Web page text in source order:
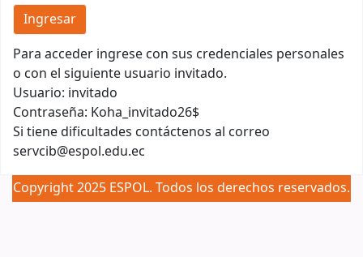
Para acceder ingrese con sus credenciales personales
o con el siguiente usuario invitado.
Usuario: invitado
Contraseña: Koha_invitado26$
Si tiene dificultades contáctenos al correo
servcib@espol.edu.ec
Copyright 2025 ESPOL. Todos los derechos reservados.